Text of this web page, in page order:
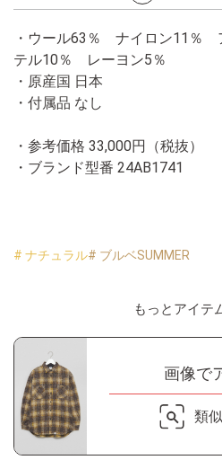
・ウール63％ ナイロン11％
テル10％ レーヨン5％
・原産国 日本
・付属品 なし
・参考価格 33,000円（税抜）
・ブランド型番 24AB1741
# ナチュラル# ブルベSUMMER
もっとアイテ
画像で
類